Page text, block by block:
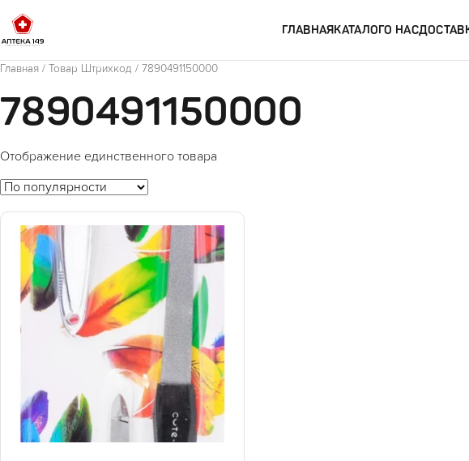
ГЛАВНАЯКАТАЛОГО НАС
Главная / Товар Штрихкод / 7890491150000
7890491150000
Отображение единственного товара